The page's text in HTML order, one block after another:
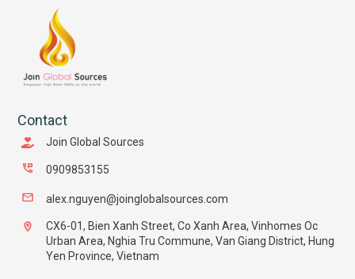
Contact
Join Global Sources
0909853155
alex.nguyen@joinglobalsources.com
CX6-01, Bien Xanh Street, Co Xanh Area, Vinhomes Oc
Urban Area, Nghia Tru Commune, Van Giang District, Hung
Yen Province, Vietnam